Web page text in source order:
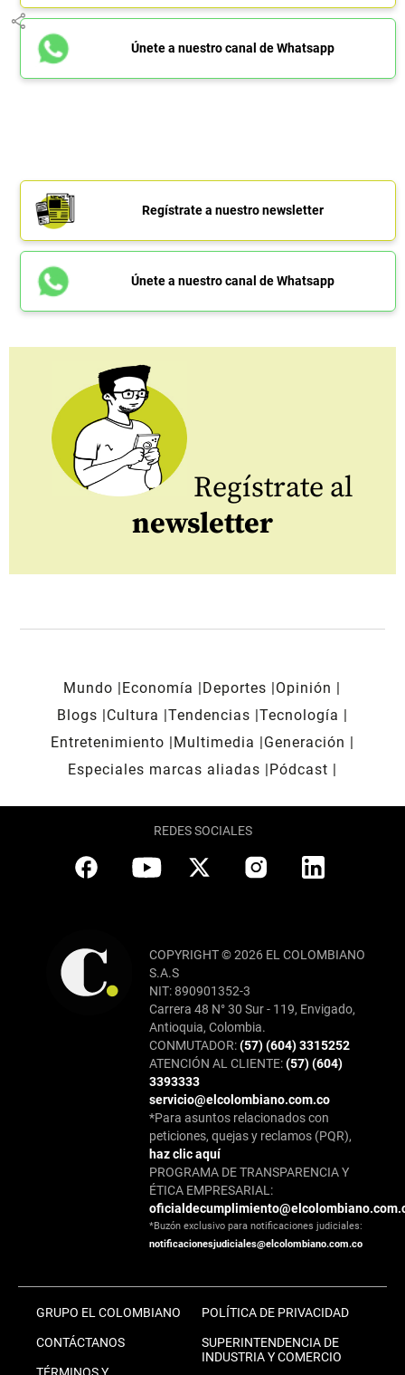
share
Únete a nuestro canal de Whatsapp
Regístrate a nuestro newsletter
Únete a nuestro canal de Whatsapp
Regístrate al
newsletter
Mundo Economía Deportes
Opinión
Blogs
Cultura Tendencias Tecnología
Entretenimiento
Multimedia
Generación
Especiales marcas aliadas
Pódcast
REDES SOCIALES
COPYRIGHT © 2026 EL COLOMBIANO
S.A.S
NIT: 890901352-3
Carrera 48 N° 30 Sur - 119, Envigado,
Antioquia, Colombia.
CONMUTADOR:(57) (604) 3315252
ATENCIÓN AL CLIENTE:(57) (604)
3393333
servicio@elcolombiano.com.co
*Para asuntos relacionados con
peticiones, quejas y reclamos (PQR),
haz clic aquí
PROGRAMA DE TRANSPARENCIA Y
ÉTICA EMPRESARIAL:
*Buzón exclusivo para notificaciones judiciales:
notificacionesjudiciales@elcolombiano.com.co
GRUPO EL COLOMBIANO
CONTÁCTANOS
POLÍTICA DE PRIVACIDAD
SUPERINTENDENCIA DE
INDUSTRIA Y COMERCIO